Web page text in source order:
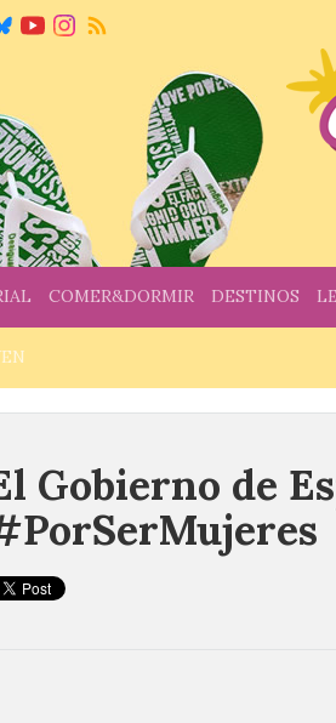
COMER&DORMIR DESTINOS
Gobierno de